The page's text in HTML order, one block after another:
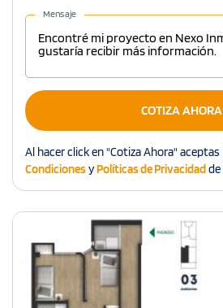
Mensaje
COTIZA AHORA
Al hacer click en "Cotiza Ahora" aceptas
CondicionesyPolíticas de Privacidadde